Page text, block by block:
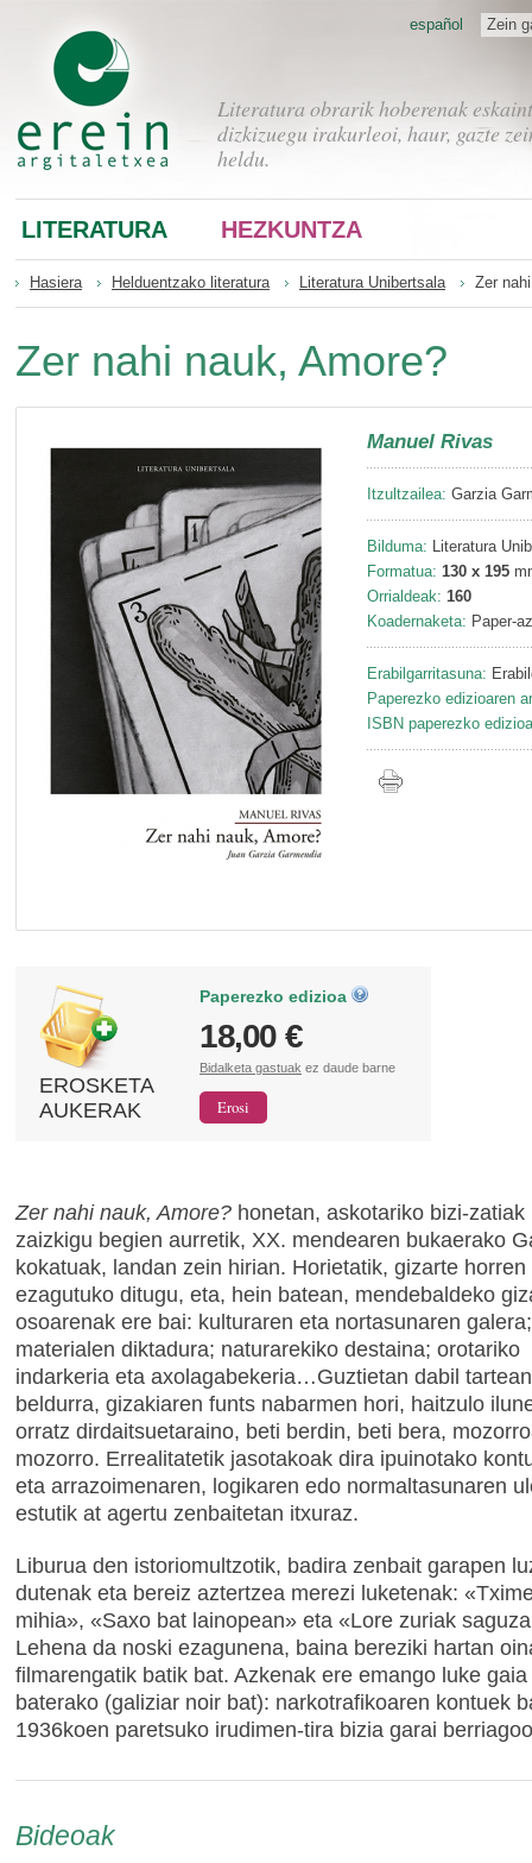
Literatura obrarik hoberenak
dizkizuegu irakurleoi, haur, gazte
heldu.
Zein
español
LITERATURA HEZKUNTZA
Hasiera Helduentzako literatura Literatura Unibertsala Zer
Zer nahi nauk, Amore?
Manuel Rivas
Itzultzailea: Garzia
Bilduma: Literatura
Formatua: 130 x 195
Orrialdeak: 160
Koadernaketa: Paper-
Erabilgarritasuna:
Paperezko edizioaren
ISBN paperezko
EROSKETA
AUKERAK
Paperezko edizioa
18,00 €
Bidalketa gastuak ez daude barne
Zer nahi nauk, Amore? honetan, askotariko bizi-zatiak
zaizkigu begien aurretik, XX. mendearen bukaerako
kokatuak, landan zein hirian. Horietatik, gizarte
ezagutuko ditugu, eta, hein batean, mendebaldeko
osoarenak ere bai: kulturaren eta nortasunaren
materialen diktadura; naturarekiko destaina; orotariko
indarkeria eta axolagabekeria…Guztietan dabil
beldurra, gizakiaren funts nabarmen hori, haitzulo
orratz dirdaitsuetaraino, beti berdin, beti bera,
mozorro. Errealitatetik jasotakoak dira ipuinotako
eta arrazoimenaren, logikaren edo normaltasunaren
estutik at agertu zenbaitetan itxuraz.
Liburua den istoriomultzotik, badira zenbait garapen
dutenak eta bereiz aztertzea merezi luketenak:
mihia», «Saxo bat lainopean» eta «Lore zuriak
Lehena da noski ezagunena, baina bereziki hartan
filmarengatik batik bat. Azkenak ere emango luke
baterako (galiziar noir bat): narkotrafikoaren kontuek
1936koen paretsuko irudimen-tira bizia garai
Bideoak